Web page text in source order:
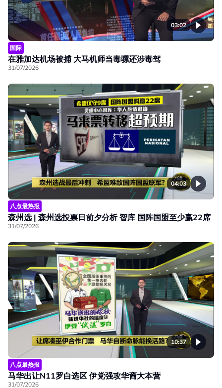
03:02
国际
在雅加达机场被捕 大马机师当毒骡还涉毒驾
31/07/2026
04:03
八点最热报
森州选 | 森州选投票日前夕分析 智库 国阵国盟至少赢22席
31/07/2026
10:37
八点最热报
马华出让N11罗白选区 伊党强攻华裔大本营
31/07/2026